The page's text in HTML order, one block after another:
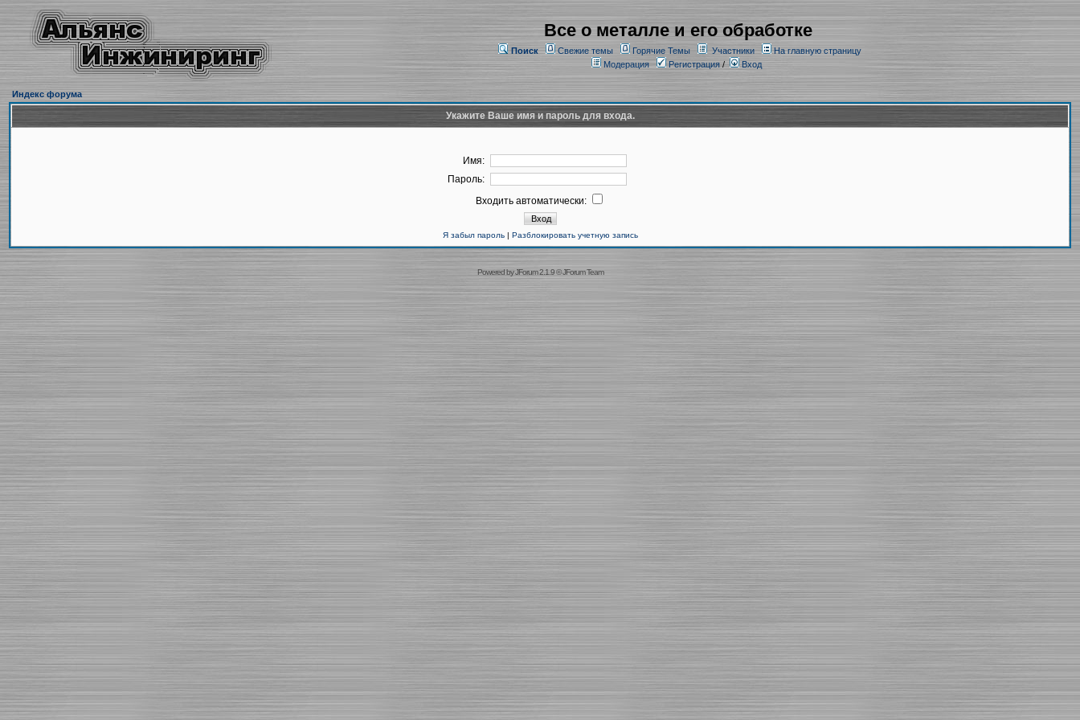
Все о металле и его обработке
Поиск Свежие темы Горячие Темы Участники
На главную страницу
Модерация
Регистрация/ Вход
Индекс форума
Укажите Ваше имя и пароль для входа.
Имя:
Пароль:
Входить автоматически:
Я забыл пароль| Разблокировать учетную запись
Powered byJForum 2.1.9©JForum Team